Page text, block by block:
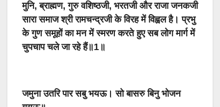
मुनि, ब्राह्मण, गुरु वशिष्ठजी, भरतजी और राजा जनकजी
सारा समाज श्री रामचन्द्रजी के विरह में विह्वल है। प्रभु
के गुण समूहों का मन में स्मरण करते हुए सब लोग मार्ग में
चुपचाप चले जा रहे हैं॥1॥
जमुना उतरि पार सबु भयऊ। सो बासरु बिनु भोजन